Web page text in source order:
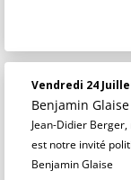
Vendredi 24
Benjamin Glaise
Jean-Didier
est notre invité
Benjamin Glaise